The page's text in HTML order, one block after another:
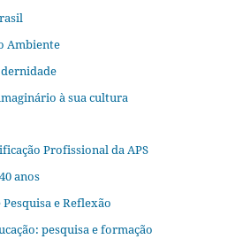
Ambiente
à sua cultura
Profissional da APS
anos
e Reflexão
pesquisa e formação